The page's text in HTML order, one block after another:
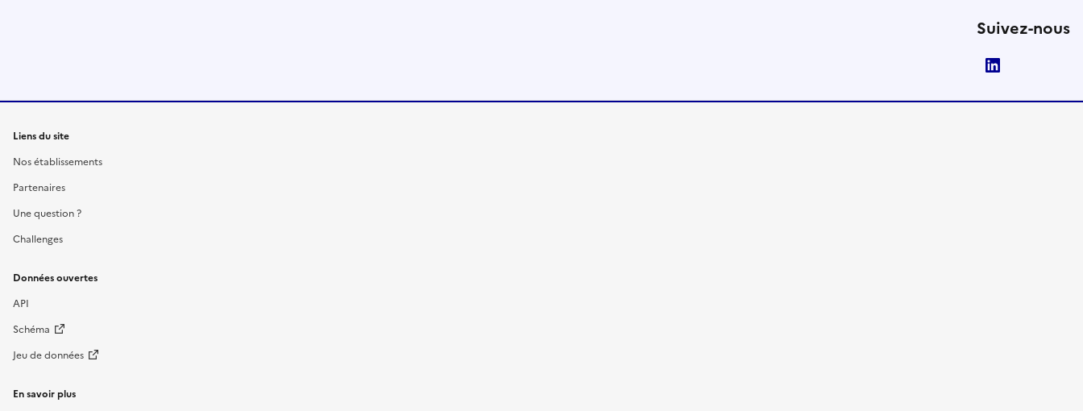
Suivez-nous
Liens du site
Nos établissements
Partenaires
Une question ?
Challenges
Données ouvertes
API
Schéma
Jeu de données
En savoir plus